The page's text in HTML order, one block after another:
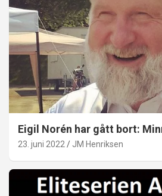
Eigil Norén har gått bort:
23. juni 2022 JM Henriksen